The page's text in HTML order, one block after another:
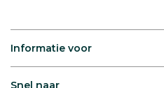
Informatie voor
Snel naar